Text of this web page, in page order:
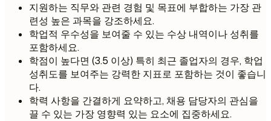
지원하는 직무와 관련 경험 및 목표에 부합하는 가장 관
련성 높은 과목을 강조하세요.
학업적 우수성을 보여줄 수 있는 수상 내역이나 성취를
포함하세요.
학점이 높다면 (3.5 이상) 특히 최근 졸업자의 경우, 학업
성취도를 보여주는 강력한 지표로 포함하는 것이 좋습니
다.
학력 사항을 간결하게 요약하고, 채용 담당자의 관심을
끌 수 있는 가장 영향력 있는 요소에 집중하세요.